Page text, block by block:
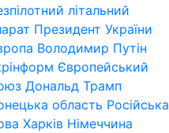
літальний
Президент України
Володимир Путін
Європейський
Дональд Трамп
область Російська
Харків Німеччина